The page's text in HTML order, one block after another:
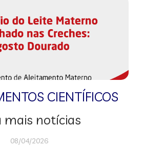
CIENTÍFICOS
mais notícias
08/04/2026